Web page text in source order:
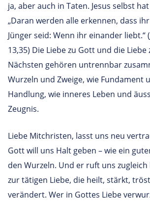
ja, aber auch in Taten. Jesus selbst
„Daran werden alle erkennen, dass
Jünger seid: Wenn ihr einander liebt.“
13,35) Die Liebe zu Gott und die Liebe
Nächsten gehören untrennbar
Wurzeln und Zweige, wie Fundament
Handlung, wie inneres Leben und
Zeugnis.
Liebe Mitchristen, lasst uns neu
Gott will uns Halt geben – wie ein
den Wurzeln. Und er ruft uns zugleich
zur tätigen Liebe, die heilt, stärkt,
verändert. Wer in Gottes Liebe